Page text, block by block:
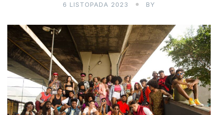
6 LISTOPADA 2023 BY